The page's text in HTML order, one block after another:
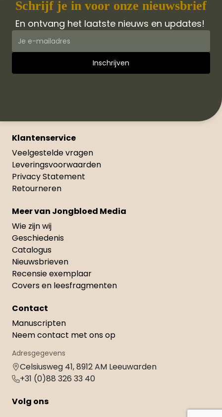
Schrijf je in voor onze nieuwsbrief
En ontvang het laatste nieuws en updates!
Klantenservice
Veelgestelde vragen
Leveringsvoorwaarden
Privacy Statement
Retourneren
Meer van Jongbloed Media
Wie zijn wij
Geschiedenis
Catalogus
Nieuwsbrieven
Recensie exemplaar
Covers en leesfragmenten
Contact
Manuscripten
Neem contact met ons op
Adresgegevens
Celsiusweg 41, 8912 AM Leeuwarden
+31 (0)88 326 33 40
Volg ons